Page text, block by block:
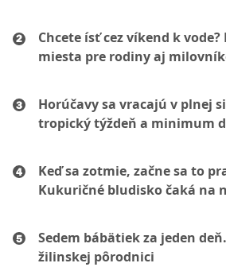
Chcete ísť cez víkend k
miesta pre rodiny aj
Horúčavy sa vracajú v plnej
tropický týždeň a minimum
Keď sa zotmie, začne sa to
Kukuričné bludisko čaká na
Sedem bábätiek za jeden
žilinskej pôrodnici